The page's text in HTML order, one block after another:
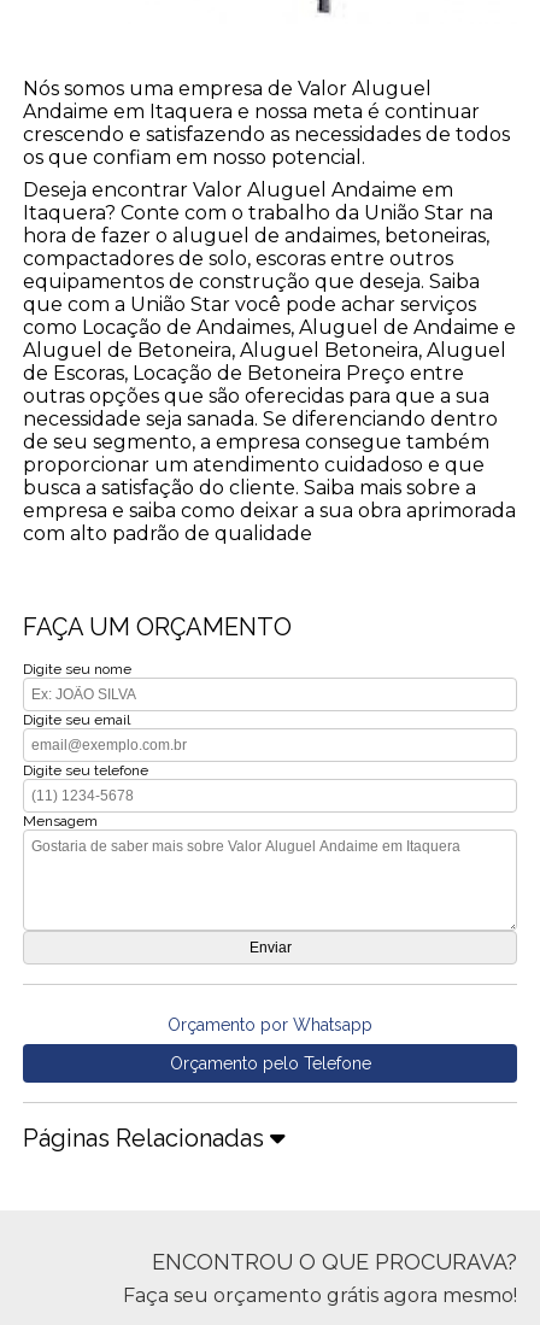
Nós somos uma empresa de Valor Aluguel
Andaime em Itaquera e nossa meta é continuar
crescendo e satisfazendo as necessidades de todos
os que confiam em nosso potencial.
Deseja encontrar Valor Aluguel Andaime em
Itaquera? Conte com o trabalho da União Star na
hora de fazer o aluguel de andaimes, betoneiras,
compactadores de solo, escoras entre outros
equipamentos de construção que deseja. Saiba
que com a União Star você pode achar serviços
como Locação de Andaimes, Aluguel de Andaime e
Aluguel de Betoneira, Aluguel Betoneira, Aluguel
de Escoras, Locação de Betoneira Preço entre
outras opções que são oferecidas para que a sua
necessidade seja sanada. Se diferenciando dentro
de seu segmento, a empresa consegue também
proporcionar um atendimento cuidadoso e que
busca a satisfação do cliente. Saiba mais sobre a
empresa e saiba como deixar a sua obra aprimorada
com alto padrão de qualidade
FAÇA UM ORÇAMENTO
Digite seu nome
Digite seu email
Digite seu telefone
Mensagem
Orçamento por Whatsapp
Orçamento pelo Telefone
Páginas Relacionadas
ENCONTROU O QUE PROCURAVA?
Faça seu orçamento grátis agora mesmo!